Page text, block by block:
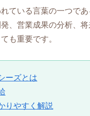
ている言葉の一つであ
、営業成果の分析、
も重要です。
ーズとは
りやすく解説